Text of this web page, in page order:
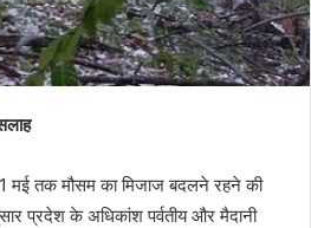
मई तक मौसम का मिजाज बदलने रहने की
प्रदेश के अधिकांश पर्वतीय और मैदानी